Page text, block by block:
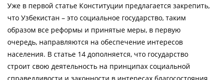
Уже в первой статье Конституции предлагается закрепить,
что Узбекистан – это социальное государство, таким
образом все реформы и принятые меры, в первую
очередь, направляются на обеспечение интересов
населения. В статье 14 дополняется, что государство
строит свою деятельность на принципах социальной
справедливости и законности в интересах благосостояния